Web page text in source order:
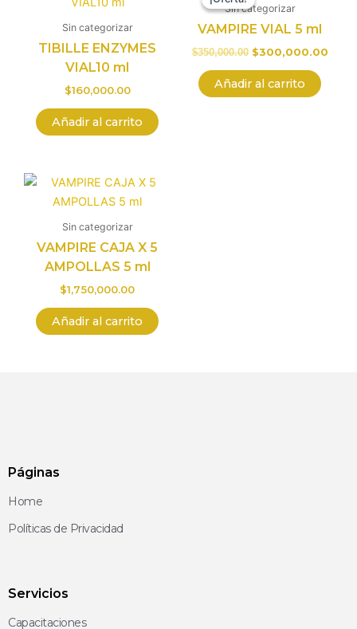
Sin categorizar
TIBILLE ENZYMES
VIAL10 ml
$160,000.00
Añadir al carrito
Sin categorizar
VAMPIRE VIAL 5 ml
$350,000.00
original
$350,000.00.
$300,000.00
Añadir al carrito
Sin categorizar
VAMPIRE CAJA X 5
AMPOLLAS 5 ml
$1,750,000.00
Añadir al carrito
Páginas
Home
Políticas de Privacidad
Servicios
Capacitaciones